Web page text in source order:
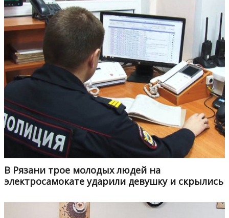
В Рязани трое молодых людей на
электросамокате ударили девушку и скрылись